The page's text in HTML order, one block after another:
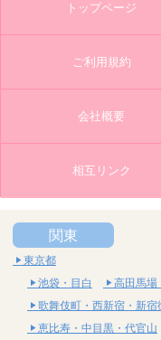
トップページ
ご利用規約
会社概要
相互リンク
関東
東京都
池袋・目白
高田馬場
歌舞伎町・西新宿・新宿
恵比寿・中目黒・代官山